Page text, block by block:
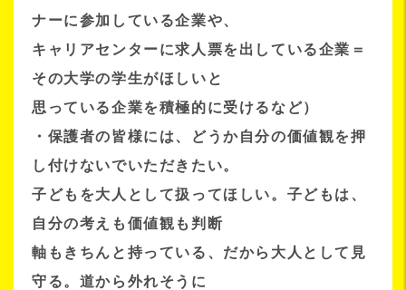
ナーに参加している企業や、
キャリアセンターに求人票を出している企業＝
その大学の学生がほしいと
思っている企業を積極的に受けるなど）
・保護者の皆様には、どうか自分の価値観を押
し付けないでいただきたい。
子どもを大人として扱ってほしい。子どもは、
自分の考えも価値観も判断
軸もきちんと持っている、だから大人として見
守る。道から外れそうに